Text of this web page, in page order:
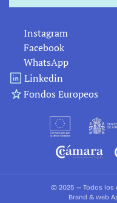
Instagram
Facebook
WhatsApp
Linkedin
Fondos Europeos
© 2025 — Todos los
Brand & web